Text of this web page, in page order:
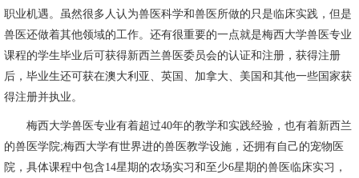
职业机遇。虽然很多人认为兽医科学和兽医所做的只是临床实践，但是
兽医还做着其他领域的工作。还有很重要的一点就是梅西大学兽医专业
课程的学生毕业后可获得新西兰兽医委员会的认证和注册，获得注册
后，毕业生还可获在澳大利亚、英国、加拿大、美国和其他一些国家获
得注册并执业。
梅西大学兽医专业有着超过40年的教学和实践经验，也有着新西兰
的兽医学院;梅西大学有世界进的兽医教学设施，还拥有自己的宠物医
院，具体课程中包含14星期的农场实习和至少6星期的兽医临床实习，